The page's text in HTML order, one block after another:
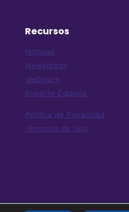
Recursos
Noticias
Newsletter
Webinars
Soporte Equipos
Politica de Privacidad
Términos de Uso